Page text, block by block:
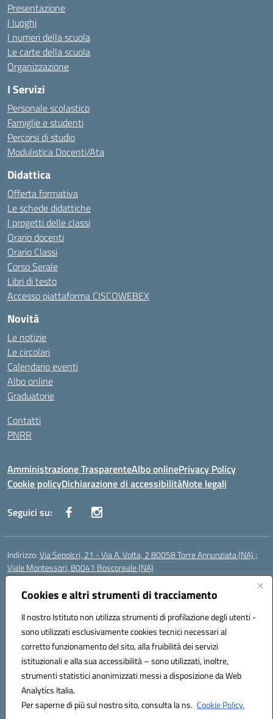
Cookies e altri strumenti di tracciamento
Il nostro Istituto non utilizza strumenti di profilazione degli utenti -
sono utilizzati esclusivamente cookies tecnici necessari al
corretto funzionamento del sito, alla fruibilità dei servizi
istituzionali e alla sua accessibilità – sono utilizzati, inoltre,
strumenti statistici anonimizzati messi a disposizione da Web
Analytics Italia.
Per saperne di più sul nostro sito, consulta la ns. Cookie Policy.
Presentazione
I luoghi
I numeri della scuola
Le carte della scuola
Organizzazione
I Servizi
Personale scolastico
Famiglie e studenti
Percorsi di studio
Modulistica Docenti/Ata
Didattica
Offerta formativa
Le schede didattiche
I progetti delle classi
Orario docenti
Orario Classi
Corso Serale
Libri di testo
Accesso piattaforma CISCOWEBEX
Novità
Le notizie
Le circolari
Calendario eventi
Albo online
Graduatorie
Contatti
PNRR
Amministrazione TrasparenteAlbo onlinePrivacy Policy
Cookie policyDichiarazione di accessibilitàNote legali
Seguici su:
Indirizzo:Via Sepolcri, 21 - Via A. Volta, 2 80058 Torre Annunziata (NA) ;
Viale Montessori, 80041 Boscoreale (NA)
Centralino:
Posta elettronica certificata (PEC):nais04100b@pec.istruzione.it
Codice fiscale: 82008750638
Codice meccanografico:NAIS04100B
Codice Indice delle Pubbliche Amministrazioni (IPA): istsc_nais04100b
Codice unico di fatturazione (CUF): UFELOU
Hosting & Powered by 3D Solution S.r.l.
Concept & Design by Designers Italia